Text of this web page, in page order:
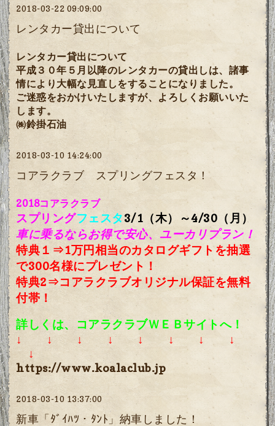
2018-03-22 09:09:00
レンタカー貸出について
レンタカー貸出について
平成３０年５月以降のレンタカーの貸出しは、諸事
情により大幅な見直しをすることになりました。
ご迷惑をおかけいたしますが、よろしくお願いいた
します。
㈱鈴掛石油
2018-03-10 14:24:00
コアラクラブ スプリングフェスタ！
2018コアラクラブ
スプリングフェスタ3/1（木）～4/30（月）
車に乗るならお得で安心、ユーカリプラン！
特典１⇒1万円相当のカタログギフトを抽選
で300名様にプレゼント！
特典2⇒コアラクラブオリジナル保証を無料
付帯！
詳しくは、コアラクラブＷＥＢサイトへ！
↓ ↓ ↓ ↓ ↓ ↓ ↓ ↓
↓
https://www.koalaclub.jp
2018-03-10 13:37:00
新車「ﾀﾞｲﾊﾂ・ﾀﾝﾄ」納車しました！